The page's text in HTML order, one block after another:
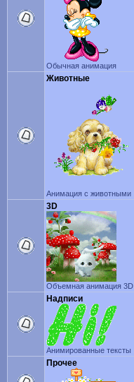
Обычная анимация
Животные
Анимация с животными
3D
Объемная анимация 3D
Надписи
Анимированные тексты
Прочее